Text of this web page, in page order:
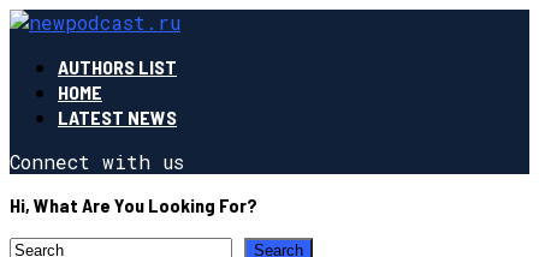
AUTHORS LIST
HOME
LATEST NEWS
Connect with us
Hi, What Are You Looking For?